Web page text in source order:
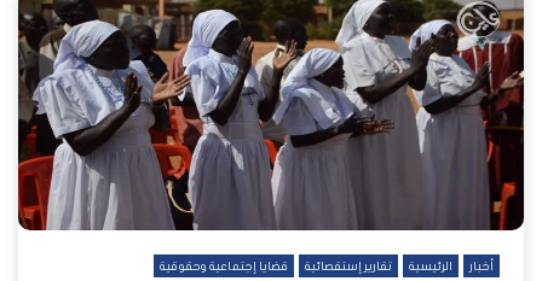
أخبار الرئيسية تقارير إستقصائية قضايا إجتماعية وحقوقية